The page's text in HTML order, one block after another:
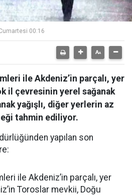
00:16
ile Akdeniz’in parçalı, yer
il çevresinin yerel sağanak
yağışlı, diğer yerlerin az
tahmin ediliyor.
yapılan son
ile Akdeniz’in parçalı, yer
Toroslar mevkii, Doğu